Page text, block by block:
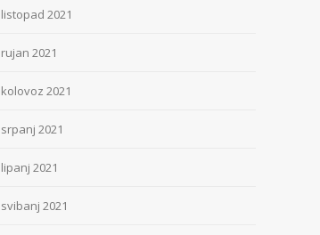
listopad 2021
rujan 2021
kolovoz 2021
srpanj 2021
lipanj 2021
svibanj 2021